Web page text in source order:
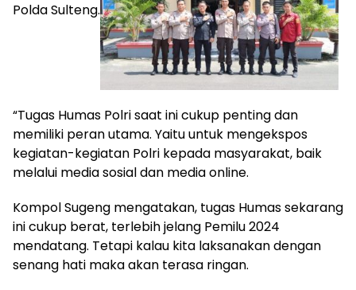
Polda Sulteng.
“Tugas Humas Polri saat ini cukup penting dan
memiliki peran utama. Yaitu untuk mengekspos
kegiatan-kegiatan Polri kepada masyarakat, baik
melalui media sosial dan media online.
Kompol Sugeng mengatakan, tugas Humas sekarang
ini cukup berat, terlebih jelang Pemilu 2024
mendatang. Tetapi kalau kita laksanakan dengan
senang hati maka akan terasa ringan.